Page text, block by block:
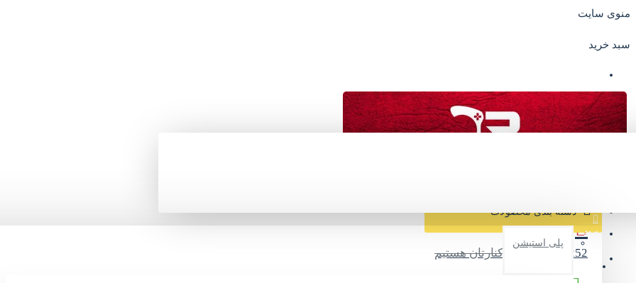
منوی سایت
سبد خرید
درباره ما
سوالات متداول
مشاهده سریع
09374245252در کنارتان هستیم
دسته بندی محصولات
پلی استیشن
ورود